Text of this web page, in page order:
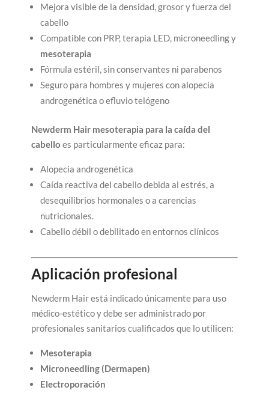
Mejora visible de la densidad, grosor y fuerza del
cabello
Compatible con PRP, terapia LED, microneedling y
mesoterapia
Fórmula estéril, sin conservantes ni parabenos
Seguro para hombres y mujeres con alopecia
androgenética o efluvio telógeno
Newderm Hair mesoterapia para la caída del
cabello es particularmente eficaz para:
Alopecia androgenética
Caída reactiva del cabello debida al estrés, a
desequilibrios hormonales o a carencias
nutricionales.
Cabello débil o debilitado en entornos clínicos
Aplicación profesional
Newderm Hair está indicado únicamente para uso
médico-estético y debe ser administrado por
profesionales sanitarios cualificados que lo utilicen:
Mesoterapia
Microneedling (Dermapen)
Electroporación